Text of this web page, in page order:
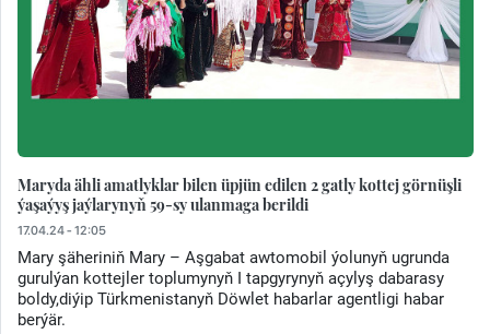
Maryda ähli amatlyklar bilen üpjün edilen 2 gatly kottej görnüşli
ýaşaýyş jaýlarynyň 59-sy ulanmaga berildi
17.04.24 - 12:05
Mary şäheriniň Mary – Aşgabat awtomobil ýolunyň ugrunda
gurulýan kottejler toplumynyň I tapgyrynyň açylyş dabarasy
boldy,diýip Türkmenistanyň Döwlet habarlar agentligi habar
berýär.